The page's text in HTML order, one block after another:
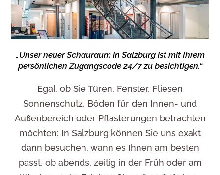
„Unser neuer Schauraum in Salzburg ist mit Ihrem
persönlichen Zugangscode 24/7 zu besichtigen.“
Egal, ob Sie Türen, Fenster, Fliesen
Sonnenschutz, Böden für den Innen- und
Außenbereich oder Pflasterungen betrachten
möchten: In Salzburg können Sie uns exakt
dann besuchen, wann es Ihnen am besten
passt, ob abends, zeitig in der Früh oder am